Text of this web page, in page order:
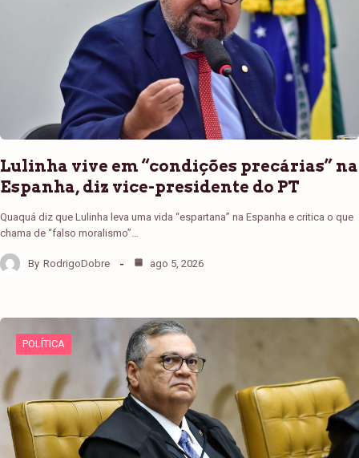
Lulinha vive em “condições precárias” na
Espanha, diz vice-presidente do PT
Quaquá diz que Lulinha leva uma vida “espartana” na Espanha e critica o que
chama de “falso moralismo”…
By RodrigoDobre ago 5, 2026
POLÍTICA